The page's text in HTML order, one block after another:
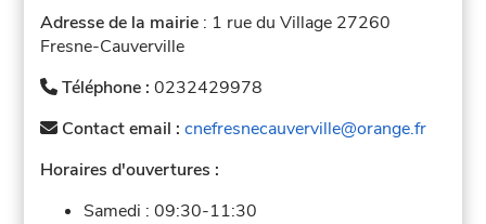
Adresse de la mairie : 1 rue du Village 27260
Fresne-Cauverville
Téléphone :0232429978
Contact email :cnefresnecauverville@orange.fr
Horaires d'ouvertures :
Samedi :09:30-11:30